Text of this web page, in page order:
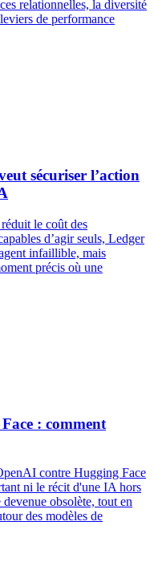
relationnelles, la diversité
de performance
sécuriser l’action
le coût des
d’agir seuls, Ledger
infaillible, mais
précis où une
: comment
contre Hugging Face
ni le récit d'une IA hors
obsolète, tout en
des modèles de